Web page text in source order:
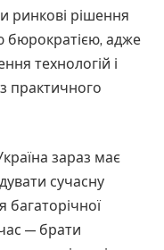
ринкові рішення
бюрократією, адже
технологій і
практичного
зараз має
сучасну
багаторічної
— брати